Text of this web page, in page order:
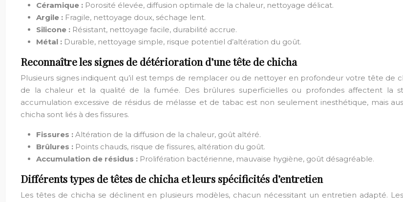
Céramique : Porosité élevée, diffusion optimale de la chaleur, nettoyage délicat.
Argile : Fragile, nettoyage doux, séchage lent.
Silicone : Résistant, nettoyage facile, durabilité accrue.
Métal : Durable, nettoyage simple, risque potentiel d’altération du goût.
Reconnaître les signes de détérioration d’une tête de chicha
Plusieurs signes indiquent qu’il est temps de remplacer ou de nettoyer en profondeur votre tête de
de la chaleur et la qualité de la fumée. Des brûlures superficielles ou profondes affectent la
accumulation excessive de résidus de mélasse et de tabac est non seulement inesthétique, mais
chicha sont liés à des fissures.
Fissures : Altération de la diffusion de la chaleur, goût altéré.
Brûlures : Points chauds, risque de fissures, altération du goût.
Accumulation de résidus : Prolifération bactérienne, mauvaise hygiène, goût désagréable.
Différents types de têtes de chicha et leurs spécificités d’entretien
Les têtes de chicha se déclinent en plusieurs modèles, chacun nécessitant un entretien adapté.